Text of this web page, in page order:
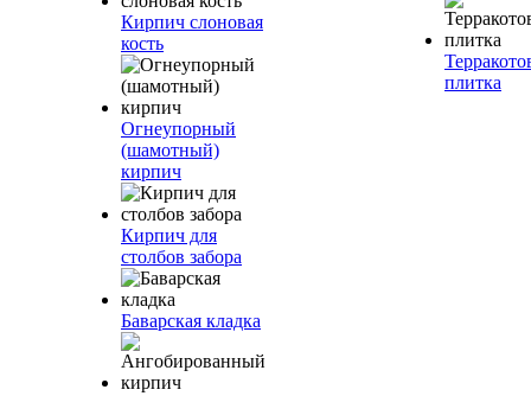
Кирпич слоновая
кость
Огнеупорный
(шамотный)
кирпич
Кирпич для
столбов забора
Баварская кладка
плитка